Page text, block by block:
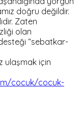
doğru değildir.
Zaten
olan
“sebatkar-
ulaşmak için
cocuk/cocuk-